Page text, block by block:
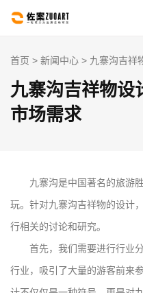
首页 > 新闻中心 > 九寨沟吉祥
九寨沟吉祥物设
市场需求
九寨沟是中国著名的旅游
玩。针对九寨沟吉祥物的设计
行相关的讨论和研究。
首先，我们需要进行行业
行业，吸引了大量的游客前来